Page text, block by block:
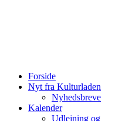
Forside
Nyt fra Kulturladen
Nyhedsbreve
Kalender
Udlejning og